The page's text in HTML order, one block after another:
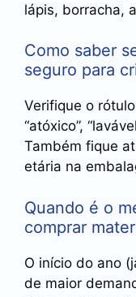
lápis, borracha,
Como saber
seguro para
Verifique o
“atóxico”,
Também fique
etária na
Quando é o
comprar
O início do ano
de maior